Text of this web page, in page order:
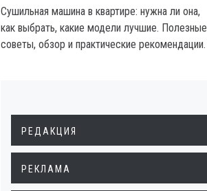
Сушильная машина в квартире: нужна ли она,
как выбрать, какие модели лучшие. Полезные
советы, обзор и практические рекомендации.
РЕДАКЦИЯ
РЕКЛАМА